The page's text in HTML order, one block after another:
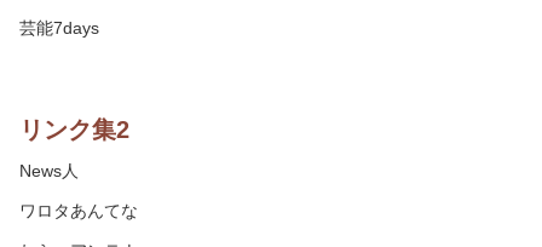
芸能7days
リンク集2
News人
ワロタあんてな